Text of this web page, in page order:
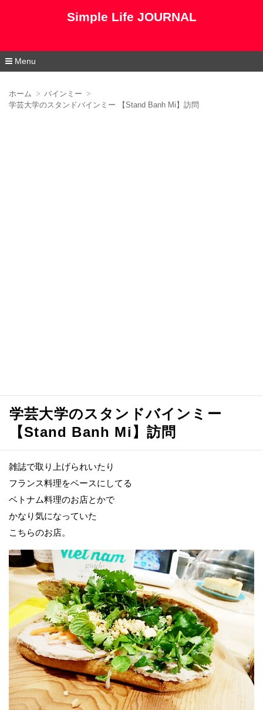
Simple Life JOURNAL
Menu
ホーム
バインミー
学芸大学のスタンドバインミー 【Stand Banh Mi】訪問
学芸大学のスタンドバインミー
【Stand Banh Mi】訪問
雑誌で取り上げられいたり
フランス料理をベースにしてる
ベトナム料理のお店とかで
かなり気になっていた
こちらのお店。